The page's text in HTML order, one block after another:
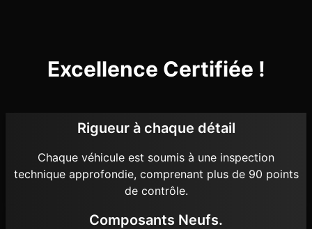
Excellence Certifiée !
Rigueur à chaque détail
Chaque véhicule est soumis à une inspection
technique approfondie, comprenant plus de 90 points
de contrôle.
Composants Neufs.